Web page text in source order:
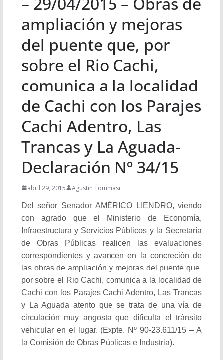
ampliación y mejoras
del puente que, por
sobre el Rio Cachi,
comunica a la localidad
de Cachi con los Parajes
Cachi Adentro, Las
Trancas y La Aguada-
Declaración Nº 34/15
abril 29, 2015 Agustin Tommasi
Del señor Senador AMÉRICO LIENDRO, viendo
con agrado que el Ministerio de Economía,
Infraestructura y Servicios Públicos y la Secretaría
de Obras Públicas realicen las evaluaciones
correspondientes y avancen en la concreción de
las obras de ampliación y mejoras del puente que,
por sobre el Rio Cachi, comunica a la localidad de
Cachi con los Parajes Cachi Adentro, Las Trancas
y La Aguada atento que se trata de una vía de
circulación muy angosta que dificulta el tránsito
vehicular en el lugar. (Expte. Nº 90-23.611/15 – A
la Comisión de Obras Públicas e Industria).